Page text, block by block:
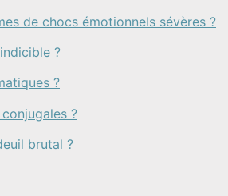
de chocs émotionnels sévères ?
?
?
?
brutal ?